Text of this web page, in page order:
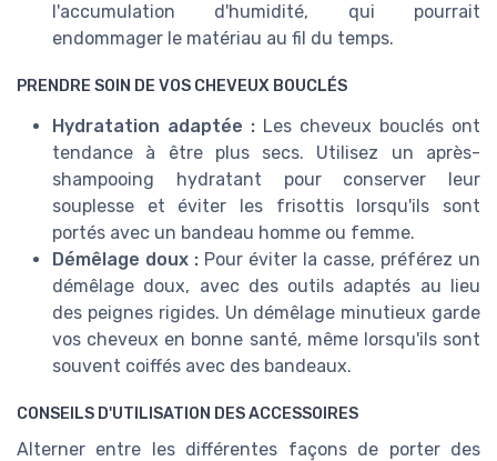
l'accumulation d'humidité, qui pourrait
endommager le matériau au fil du temps.
PRENDRE SOIN DE VOS CHEVEUX BOUCLÉS
Hydratation adaptée : Les cheveux bouclés ont
tendance à être plus secs. Utilisez un après-
shampooing hydratant pour conserver leur
souplesse et éviter les frisottis lorsqu'ils sont
portés avec un bandeau homme ou femme.
Démêlage doux : Pour éviter la casse, préférez un
démêlage doux, avec des outils adaptés au lieu
des peignes rigides. Un démêlage minutieux garde
vos cheveux en bonne santé, même lorsqu'ils sont
souvent coiffés avec des bandeaux.
CONSEILS D'UTILISATION DES ACCESSOIRES
Alterner entre les différentes façons de porter des